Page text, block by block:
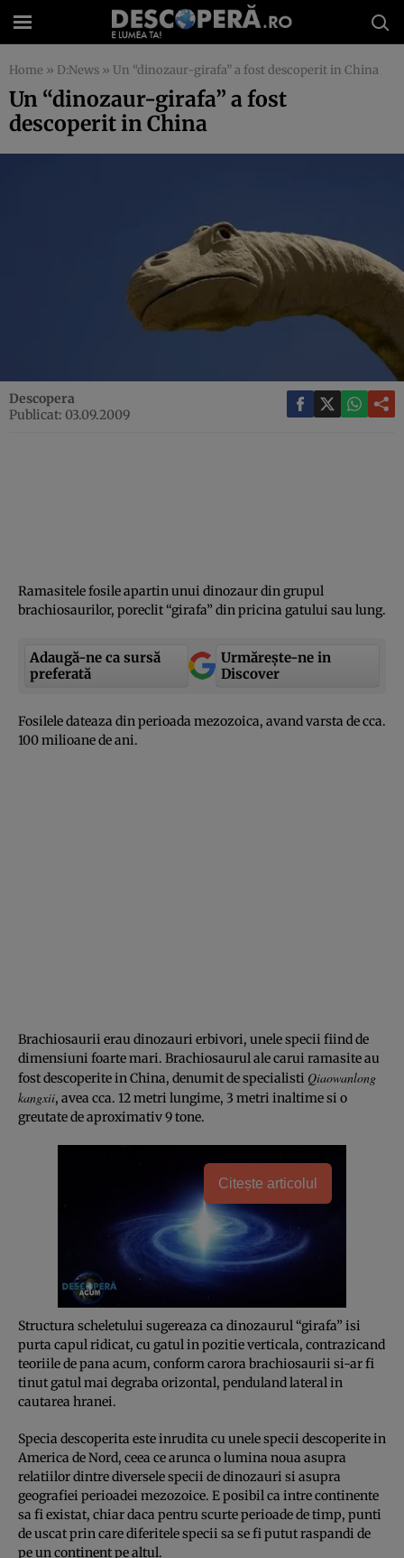
Home » D:News » Un “dinozaur-girafa” a fost descoperit in China
Un “dinozaur-girafa” a fost
descoperit in China
Descopera
Publicat: 03.09.2009
Ramasitele fosile apartin unui dinozaur din grupul
brachiosaurilor, poreclit “girafa” din pricina gatului sau lung.
Adaugă-ne ca sursă
preferată
Urmărește-ne in
Discover
Fosilele dateaza din perioada mezozoica, avand varsta de cca.
100 milioane de ani.
Brachiosaurii erau dinozauri erbivori, unele specii fiind de
dimensiuni foarte mari. Brachiosaurul ale carui ramasite au
fost descoperite in China, denumit de specialisti Qiaowanlong
kangxii, avea cca. 12 metri lungime, 3 metri inaltime si o
greutate de aproximativ 9 tone.
Citește articolul
Structura scheletului sugereaza ca dinozaurul “girafa” isi
purta capul ridicat, cu gatul in pozitie verticala, contrazicand
teoriile de pana acum, conform carora brachiosaurii si-ar fi
tinut gatul mai degraba orizontal, penduland lateral in
cautarea hranei.
Specia descoperita este inrudita cu unele specii descoperite in
America de Nord, ceea ce arunca o lumina noua asupra
relatiilor dintre diversele specii de dinozauri si asupra
geografiei perioadei mezozoice. E posibil ca intre continente
sa fi existat, chiar daca pentru scurte perioade de timp, punti
de uscat prin care diferitele specii sa se fi putut raspandi de
pe un continent pe altul.